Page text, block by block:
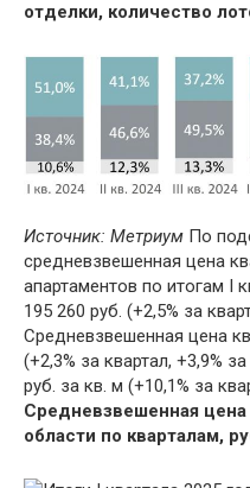
отделки, количество
Источник: Метриум По
средневзвешенная цена
апартаментов по итогам I
195 260 руб. (+2,5% за
Средневзвешенная цена
(+2,3% за квартал, +3,9%
руб. за кв. м (+10,1% за
Средневзвешенная
области по кварталам,